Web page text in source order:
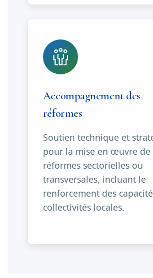
Accompagnement des
réformes
Soutien technique et
pour la mise en œuvre de
réformes sectorielles ou
transversales, incluant le
renforcement des
collectivités locales.